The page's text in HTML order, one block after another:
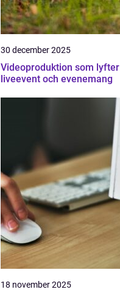
30 december 2025
Videoproduktion som lyfter
liveevent och evenemang
18 november 2025